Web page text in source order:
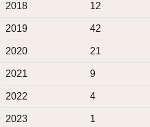
2018 12
2019 42
2020 21
2021 9
2022 4
2023 1